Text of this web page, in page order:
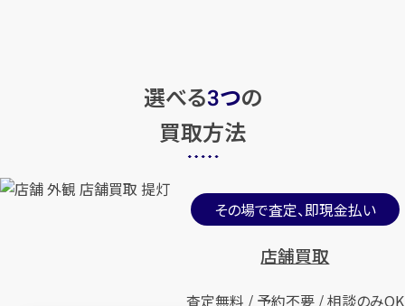
選べる3つの
買取方法
その場で査定、即現金払い
店舗買取
査定無料 / 予約不要 / 相談のみOK